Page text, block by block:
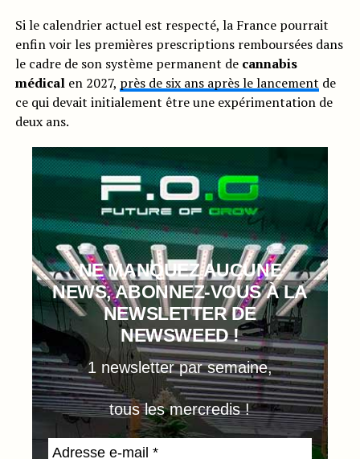
Si le calendrier actuel est respecté, la France pourrait
enfin voir les premières prescriptions remboursées dans
le cadre de son système permanent de cannabis
médicalen 2027, près de six ans après le lancement de
ce qui devait initialement être une expérimentation de
deux ans.
NE MANQUEZ AUCUNE
NEWS, ABONNEZ-VOUS À LA
NEWSLETTER DE
NEWSWEED !
1 newsletter par semaine,
tous les mercredis !